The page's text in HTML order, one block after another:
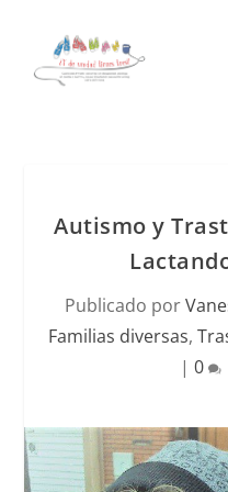
Autismo y
Publicado por
Familias diversas,
| 0